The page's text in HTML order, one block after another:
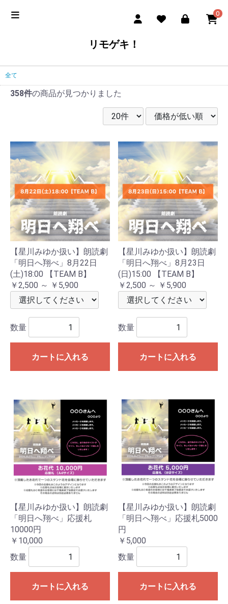
0
リモゲキ！
全て
358件の商品が見つかりました
【星川みゆか扱い】朗読劇
「明日へ翔べ」8月22日
(土)18:00 【TEAM B】
￥2,500 ～ ￥5,900
数量
カートに入れる
【星川みゆか扱い】朗読劇
「明日へ翔べ」8月23日
(日)15:00 【TEAM B】
￥2,500 ～ ￥5,900
数量
カートに入れる
【星川みゆか扱い】朗読劇
「明日へ翔べ」応援札
10000円
￥10,000
数量
カートに入れる
【星川みゆか扱い】朗読劇
「明日へ翔べ」応援札5000
円
￥5,000
数量
カートに入れる